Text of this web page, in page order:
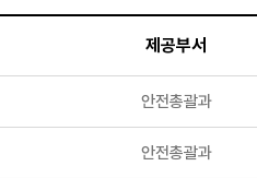
제공부서
안전총괄과
안전총괄과